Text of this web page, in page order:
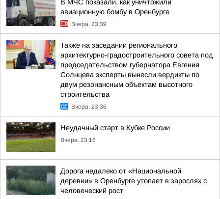
В МЧС показали, как уничтожили
авиационную бомбу в Оренбурге
Вчера, 23:39
Также на заседании регионального
архитектурно-градостроительного совета под
председательством губернатора Евгения
Солнцева эксперты вынесли вердикты по
двум резонансным объектам высотного
строительства
Вчера, 23:36
Неудачный старт в Кубке России
Вчера, 23:16
Дорога недалеко от «Национальной
деревни» в Оренбурге утопает в зарослях с
человеческий рост